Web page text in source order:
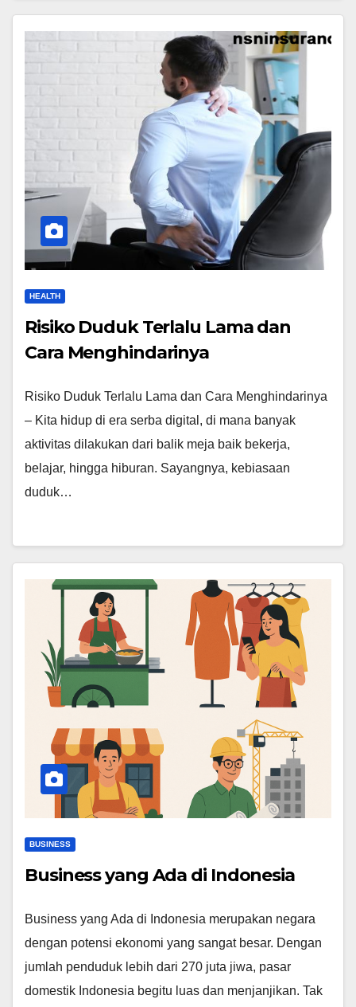
HEALTH
Risiko Duduk Terlalu Lama dan
Cara Menghindarinya
Risiko Duduk Terlalu Lama dan Cara Menghindarinya
– Kita hidup di era serba digital, di mana banyak
aktivitas dilakukan dari balik meja baik bekerja,
belajar, hingga hiburan. Sayangnya, kebiasaan
duduk…
BUSINESS
Business yang Ada di Indonesia
Business yang Ada di Indonesia merupakan negara
dengan potensi ekonomi yang sangat besar. Dengan
jumlah penduduk lebih dari 270 juta jiwa, pasar
domestik Indonesia begitu luas dan menjanjikan. Tak